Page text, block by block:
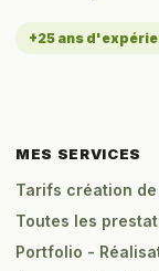
+25 ans
MES SERVICES
Tarifs création de
Toutes les
Portfolio -